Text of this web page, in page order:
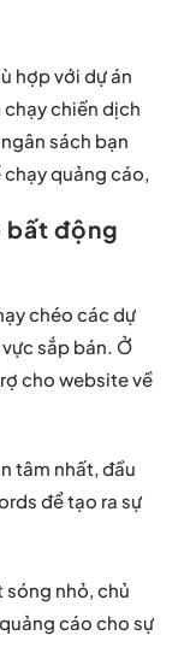
hợp với dự án
chiến dịch
sách bạn
quảng cáo,
động
chéo các dự
sắp bán. Ở
cho website về
tâm nhất, đầu
để tạo ra sự
sóng nhỏ, chủ
cáo cho sự